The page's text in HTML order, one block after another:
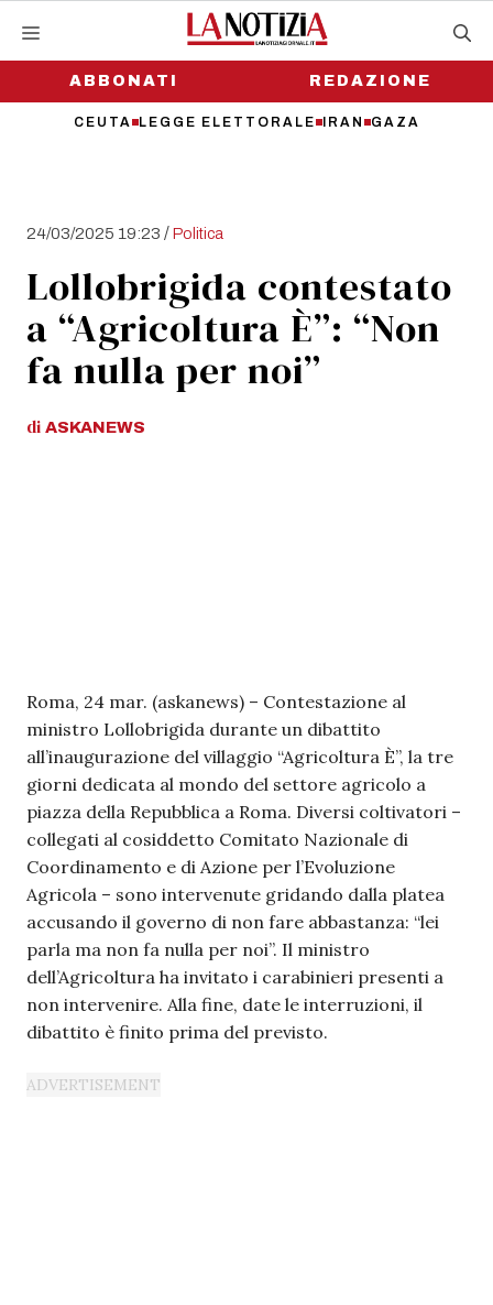
contenutoABBONATI
CEUTA LEGGE ELETTORALE IRAN GAZA
REDAZIONE
24/03/2025 19:23 /Politica
Lollobrigida contestato
a “Agricoltura È”: “Non
fa nulla per noi”
di ASKANEWS
Roma, 24 mar. (askanews) – Contestazione al
ministro Lollobrigida durante un dibattito
all’inaugurazione del villaggio “Agricoltura È”, la tre
giorni dedicata al mondo del settore agricolo a
piazza della Repubblica a Roma. Diversi coltivatori –
collegati al cosiddetto Comitato Nazionale di
Coordinamento e di Azione per l’Evoluzione
Agricola – sono intervenute gridando dalla platea
accusando il governo di non fare abbastanza: “lei
parla ma non fa nulla per noi”. Il ministro
dell’Agricoltura ha invitato i carabinieri presenti a
non intervenire. Alla fine, date le interruzioni, il
dibattito è finito prima del previsto.